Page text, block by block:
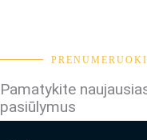
Pamatykite
pasiūlymus